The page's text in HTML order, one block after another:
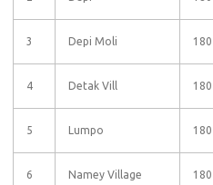
3 Depi Moli 180
4 Detak Vill 180
5 Lumpo 180
6 Namey Village 180